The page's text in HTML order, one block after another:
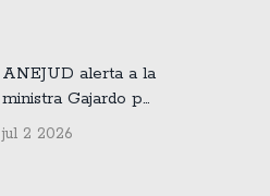
ANEJUD alerta a la
ministra Gajardo por
crisis laboral en
Concepción
jul 2 2026